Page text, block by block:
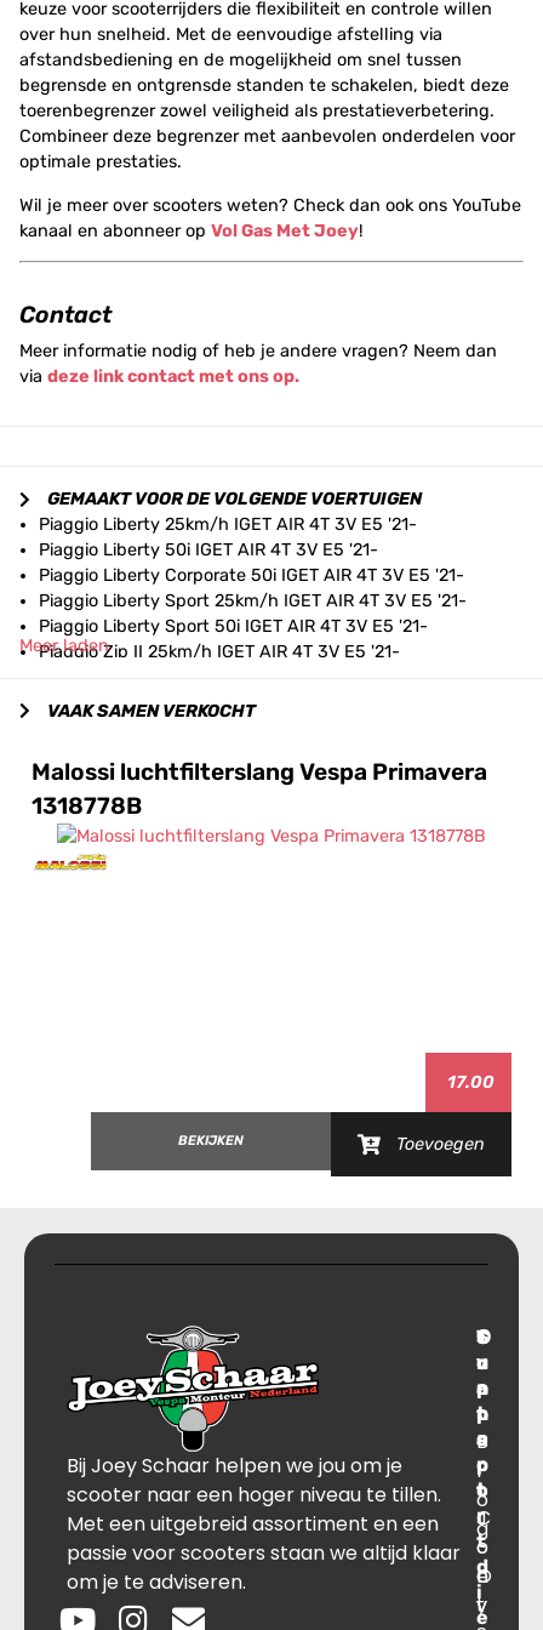
keuze voor scooterrijders die flexibiliteit en controle willen
over hun snelheid. Met de eenvoudige afstelling via
afstandsbediening en de mogelijkheid om snel tussen
begrensde en ontgrensde standen te schakelen, biedt deze
toerenbegrenzer zowel veiligheid als prestatieverbetering.
Combineer deze begrenzer met aanbevolen onderdelen voor
optimale prestaties.
Wil je meer over scooters weten? Check dan ook ons YouTube
kanaal en abonneer op Vol Gas Met Joey!
Contact
Meer informatie nodig of heb je andere vragen? Neem dan
via deze link contact met ons op.
GEMAAKT VOOR DE VOLGENDE VOERTUIGEN
Piaggio Liberty 25km/h IGET AIR 4T 3V E5 '21-
Piaggio Liberty 50i IGET AIR 4T 3V E5 '21-
Piaggio Liberty Corporate 50i IGET AIR 4T 3V E5 '21-
Piaggio Liberty Sport 25km/h IGET AIR 4T 3V E5 '21-
Piaggio Liberty Sport 50i IGET AIR 4T 3V E5 '21-
Piaggio Zip II 25km/h IGET AIR 4T 3V E5 '21-
Vespa Primavera 25km/h IGET AIR 4T 3V E5 '21-
Vespa Sprint 50i IGET AIR 4T 3V E5 21-
Meer laden
VAAK SAMEN VERKOCHT
Malossi luchtfilterslang Vespa Primavera
1318778B
17.00
BEKIJKEN Toevoegen
Bij Joey Schaar helpen we jou om je
scooter naar een hoger niveau te tillen.
Met een uitgebreid assortiment en een
passie voor scooters staan we altijd klaar
om je te adviseren.
T
r
a
n
s
p
o
r
t
d
i
e
O
v
e
r
B
l
o
g
O
v
S
u
p
p
o
r
t
C
o
n
t
C
o
n
t
a
c
t
J
o
e
y